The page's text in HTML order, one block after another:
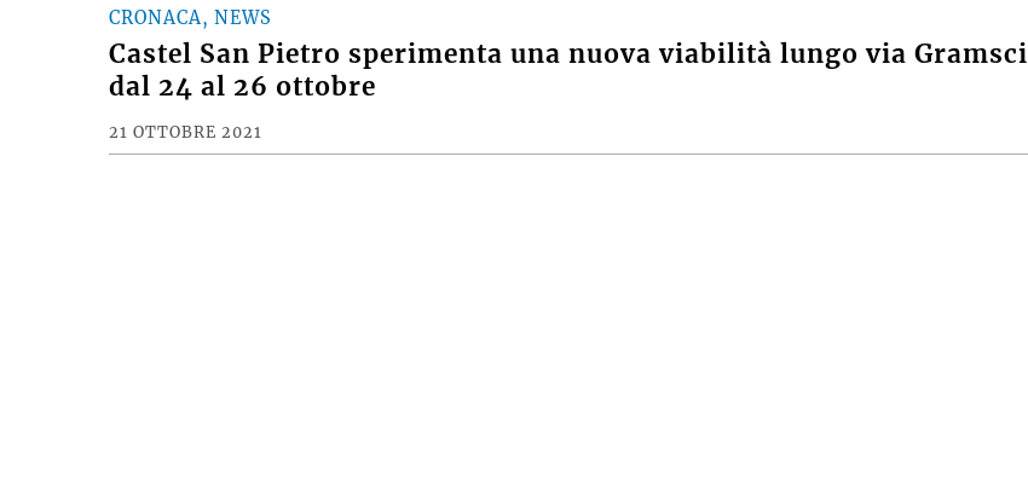
CRONACA, NEWS
Castel San Pietro sperimenta una nuova viabilità lungo via Gramsci
dal 24 al 26 ottobre
21 OTTOBRE 2021